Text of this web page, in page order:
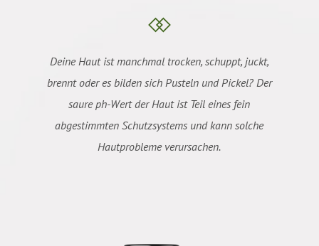
Deine Haut ist manchmal trocken, schuppt, juckt,
brennt oder es bilden sich Pusteln und Pickel? Der
saure ph-Wert der Haut ist Teil eines fein
abgestimmten Schutzsystems und kann solche
Hautprobleme verursachen.